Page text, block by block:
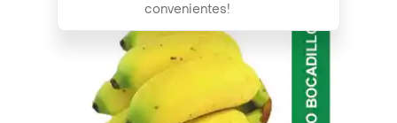
convenientes!